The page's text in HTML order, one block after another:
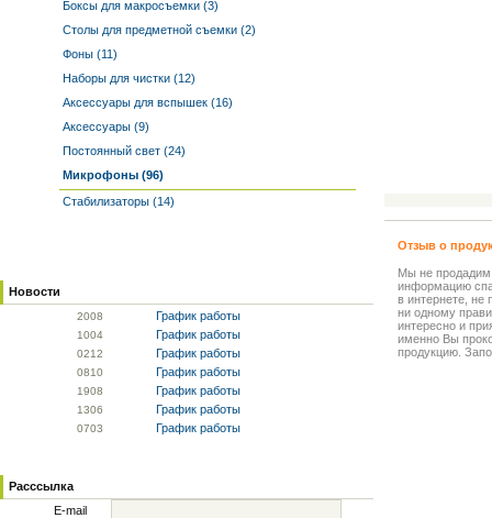
Боксы для макросъемки (3)
Столы для предметной съемки (2)
Фоны (11)
Наборы для чистки (12)
Аксессуары для вспышек (16)
Аксессуары (9)
Постоянный свет (24)
Микрофоны (96)
Стабилизаторы (14)
Новости
2008 График работы
1004 График работы
0212 График работы
0810 График работы
1908 График работы
1306 График работы
0703 График работы
Расссылка
E-mail
Отзыв о
Мы не
информацию
в интернете, не
ни одному
интересно и
именно Вы
продукцию.